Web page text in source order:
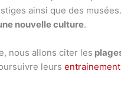
ainsi que des
nouvelle culture.
nous allons citer les
leurs